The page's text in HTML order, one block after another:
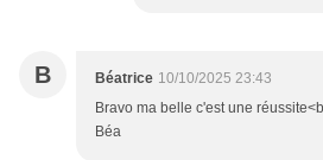
B Béatrice 10/10/2025 23:43
Bravo ma belle c'est une
Béa